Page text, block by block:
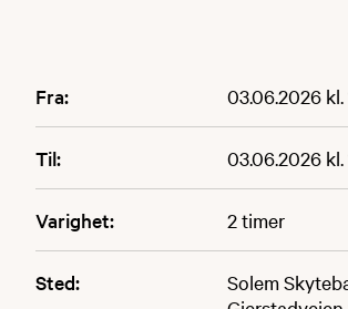
Fra: 03.06.2026 kl.
Til: 03.06.2026 kl.
Varighet: 2 timer
Sted:
Solem